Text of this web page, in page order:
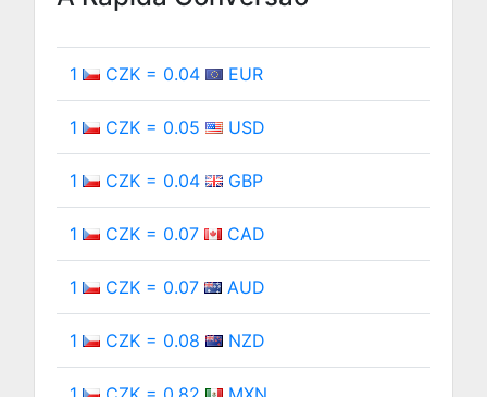
1 CZK = 0.04 EUR
1 CZK = 0.05 USD
1 CZK = 0.04 GBP
1 CZK = 0.07 CAD
1 CZK = 0.07 AUD
1 CZK = 0.08 NZD